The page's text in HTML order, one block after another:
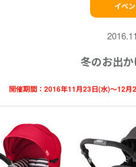
イベ
冬のお出
開催期間： 2016年11月23日(水)〜12